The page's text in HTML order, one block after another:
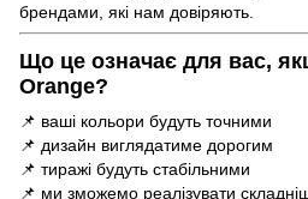
брендами, які нам довіряють.
Що це означає для вас,
Orange?
📌 ваші кольори будуть точними
📌 дизайн виглядатиме дорогим
📌 тиражі будуть стабільними
📌 ми зможемо реалізувати